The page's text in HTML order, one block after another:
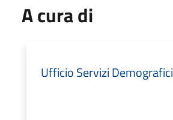
A cura di
Ufficio Servizi Demografici